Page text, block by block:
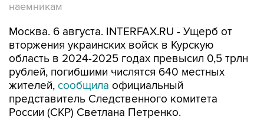
наемникам
Москва. 6 августа. INTERFAX.RU - Ущерб от
вторжения украинских войск в Курскую
область в 2024-2025 годах превысил 0,5 трлн
рублей, погибшими числятся 640 местных
жителей, сообщила официальный
представитель Следственного комитета
России (СКР) Светлана Петренко.